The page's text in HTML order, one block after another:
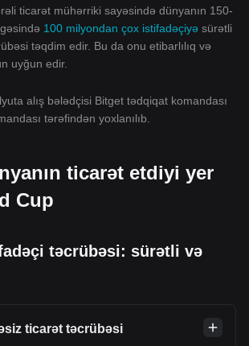
ticarət mühərriki sayəsində dünyanın 150-
100 milyondan çox istifadəçiyə sürətli
təqdim edir. Bu da onu etibarlılıq və
uyğun edir.
alış bələdçisi Bitget tədqiqat komandası
tərəfindən yoxlanılıb.
ticarət etdiyi yer
Cup
təcrübəsi: sürətli və
ticarət təcrübəsi